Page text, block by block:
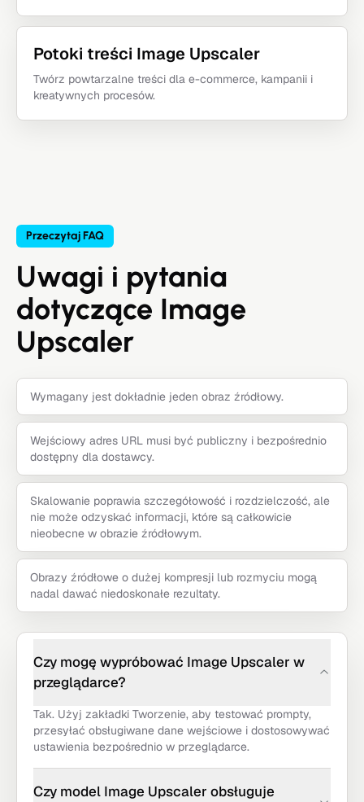
Potoki treści Image Upscaler
Twórz powtarzalne treści dla e-commerce, kampanii i
kreatywnych procesów.
Przeczytaj FAQ
Uwagi i pytania
dotyczące Image
Upscaler
Wymagany jest dokładnie jeden obraz źródłowy.
Wejściowy adres URL musi być publiczny i bezpośrednio
dostępny dla dostawcy.
Skalowanie poprawia szczegółowość i rozdzielczość, ale
nie może odzyskać informacji, które są całkowicie
nieobecne w obrazie źródłowym.
Obrazy źródłowe o dużej kompresji lub rozmyciu mogą
nadal dawać niedoskonałe rezultaty.
Czy mogę wypróbować Image Upscaler w
przeglądarce?
Tak. Użyj zakładki Tworzenie, aby testować prompty,
przesyłać obsługiwane dane wejściowe i dostosowywać
ustawienia bezpośrednio w przeglądarce.
Czy model Image Upscaler obsługuje